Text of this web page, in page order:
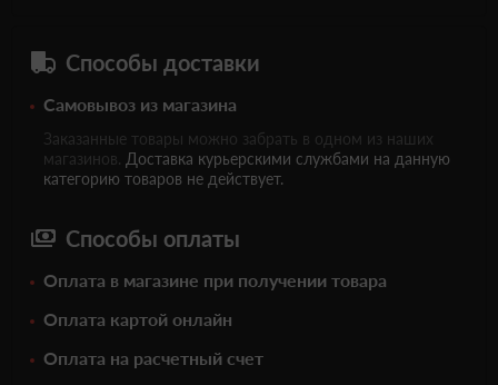
Способы доставки
Самовывоз из магазина
Заказанные товары можно забрать в одном из наших
магазинов. Доставка курьерскими службами на данную
категорию товаров не действует.
Способы оплаты
Оплата в магазине при получении товара
Оплата картой онлайн
Оплата на расчетный счет